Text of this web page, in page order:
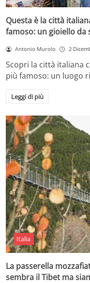
Questa è la città
famoso: un gioiello da
Antonio Murolo 2
Scopri la città italiana
più famoso: un luogo
Leggi di più
Italia
La passerella
sembra il Tibet ma